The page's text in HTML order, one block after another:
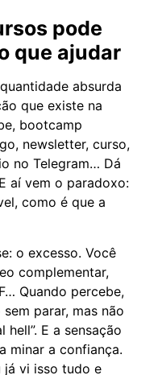
pode
que ajudar
absurda
que existe na
bootcamp
newsletter, curso,
no Telegram… Dá
aí vem o paradoxo:
como é que a
o excesso. Você
complementar,
Quando percebe,
parar, mas não
E a sensação
minar a confiança.
já vi isso tudo e